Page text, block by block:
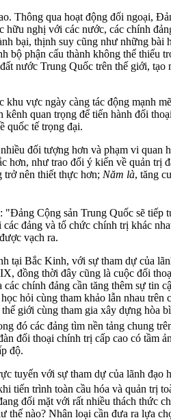
Thông qua hoạt động đối ngoại,
hữu nghị với các nước, các chính
bại, thịnh suy cũng như những bài
phận cấu thành không thể thiếu
nước Trung Quốc trên thế giới,
vực ngày càng tác động mạnh
quan trọng để tiến hành đối
quốc tế trọng đại.
đối tượng hơn và phạm vi quan
hơn, như trao đổi ý kiến ​​về quản trị
trở nên thiết thực hơn; Năm là, tăng
Cộng sản Trung Quốc sẽ tiếp
đảng và tổ chức chính trị khác
vạch ra.
tại Bắc Kinh, với sự tham dự của
đồng thời đây cũng là cuộc đối
chính đảng cần tăng thêm sự tin
hỏi cùng tham khảo lẫn nhau trên
giới cùng tham gia xây dựng hòa
đó các đảng tìm nền tảng chung
đối thoại chính trị cấp cao có tầm
độ.
tuyến với sự tham dự của lãnh đạo
tiến trình toàn cầu hóa và quản trị
đối mặt với rất nhiều thách thức
nào? Nhân loại cần đưa ra lựa